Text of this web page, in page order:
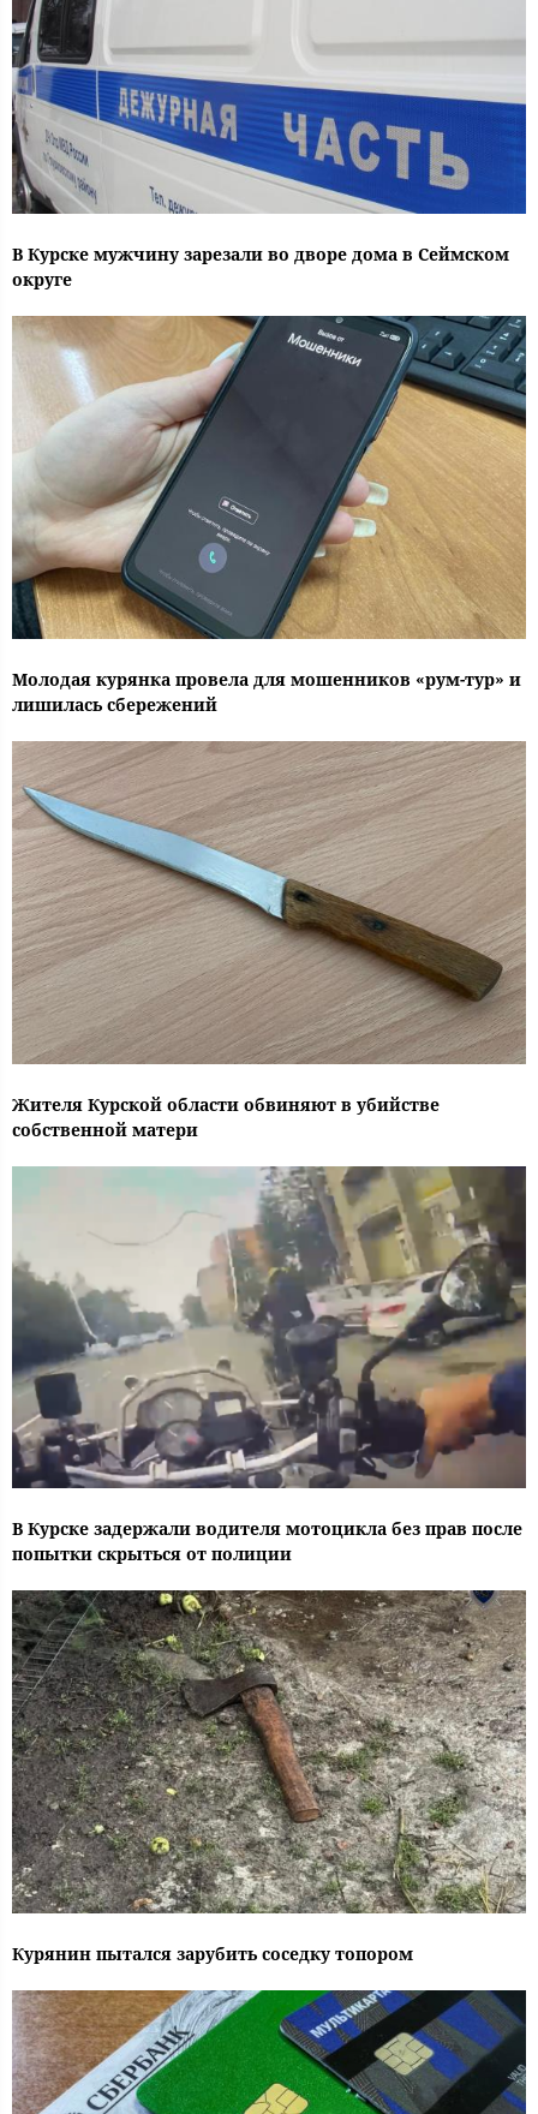
В Курске мужчину зарезали во дворе дома в Сеймском
округе
Молодая курянка провела для мошенников «рум-тур» и
лишилась сбережений
Жителя Курской области обвиняют в убийстве
собственной матери
В Курске задержали водителя мотоцикла без прав после
попытки скрыться от полиции
Курянин пытался зарубить соседку топором